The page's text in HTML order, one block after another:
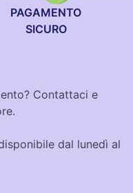
PAGAMENTO
SICURO
Contattaci e
dal lunedì al